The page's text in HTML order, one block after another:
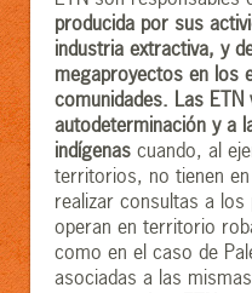
producida por sus
industria extractiva, y
megaproyectos en los
comunidades. Las ETN
autodeterminación y a
indígenas cuando, al
territorios, no tienen
realizar consultas a
operan en territorio
como en el caso de
asociadas a las